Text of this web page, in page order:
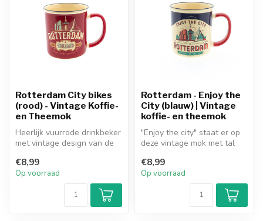
Rotterdam City bikes
(rood) - Vintage Koffie-
en Theemok
Heerlijk vuurrode drinkbeker
met vintage design van de
€8,99
Op voorraad
Rotterdam - Enjoy the
City (blauw) | Vintage
koffie- en theemok
"Enjoy the city" staat er op
deze vintage mok met tal
€8,99
Op voorraad